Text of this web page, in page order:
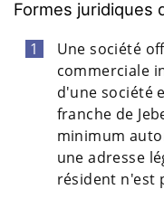
Formes juridiques
Une société
commerciale
d'une société
franche de
minimum
une adresse
résident n'est